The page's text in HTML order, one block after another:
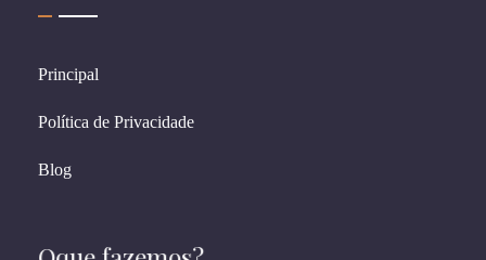
Principal
Política de Privacidade
Blog